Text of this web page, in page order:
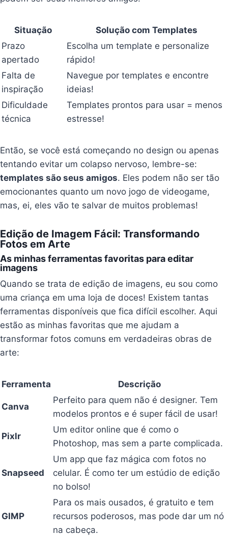
Situação
Solução com Templates
Prazo
apertado
Escolha um template e personalize
rápido!
Falta de
inspiração
Navegue por templates e encontre
ideias!
Dificuldade
técnica
Templates prontos para usar = menos
estresse!
Então, se você está começando no design ou apenas
tentando evitar um colapso nervoso, lembre-se:
templates são seus amigos. Eles podem não ser tão
emocionantes quanto um novo jogo de videogame,
mas, ei, eles vão te salvar de muitos problemas!
Edição de Imagem Fácil: Transformando
Fotos em Arte
As minhas ferramentas favoritas para editar
imagens
Quando se trata de edição de imagens, eu sou como
uma criança em uma loja de doces! Existem tantas
ferramentas disponíveis que fica difícil escolher. Aqui
estão as minhas favoritas que me ajudam a
transformar fotos comuns em verdadeiras obras de
arte:
Ferramenta Descrição
Canva
Perfeito para quem não é designer. Tem
modelos prontos e é super fácil de usar!
Pixlr
Um editor online que é como o
Photoshop, mas sem a parte complicada.
Snapseed
Um app que faz mágica com fotos no
celular. É como ter um estúdio de edição
no bolso!
GIMP
Para os mais ousados, é gratuito e tem
recursos poderosos, mas pode dar um nó
na cabeça.